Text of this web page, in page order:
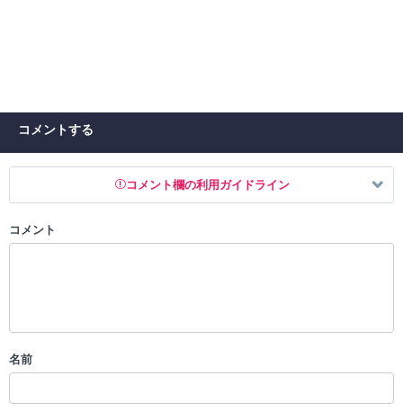
コメントする
コメント欄の利用ガイドライン
以下の書き込みを禁止とし、場合によってはコメント削除や書き込み制
・一度削除された投稿を再び投稿すること
・アカウントの売買など金銭が絡む内容の投稿
コメント
名前